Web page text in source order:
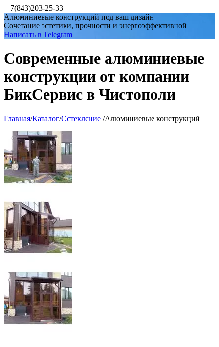
+7(843)203-25-33
Алюминиевые конструкций под ваш дизайн
Сочетание эстетики, прочности и энергоэффективной
Написать в Telegram
Современные алюминиевые
конструкции от компании
БикСервис в Чистополи
Главная/Каталог/Остекление /Алюминиевые конструкций